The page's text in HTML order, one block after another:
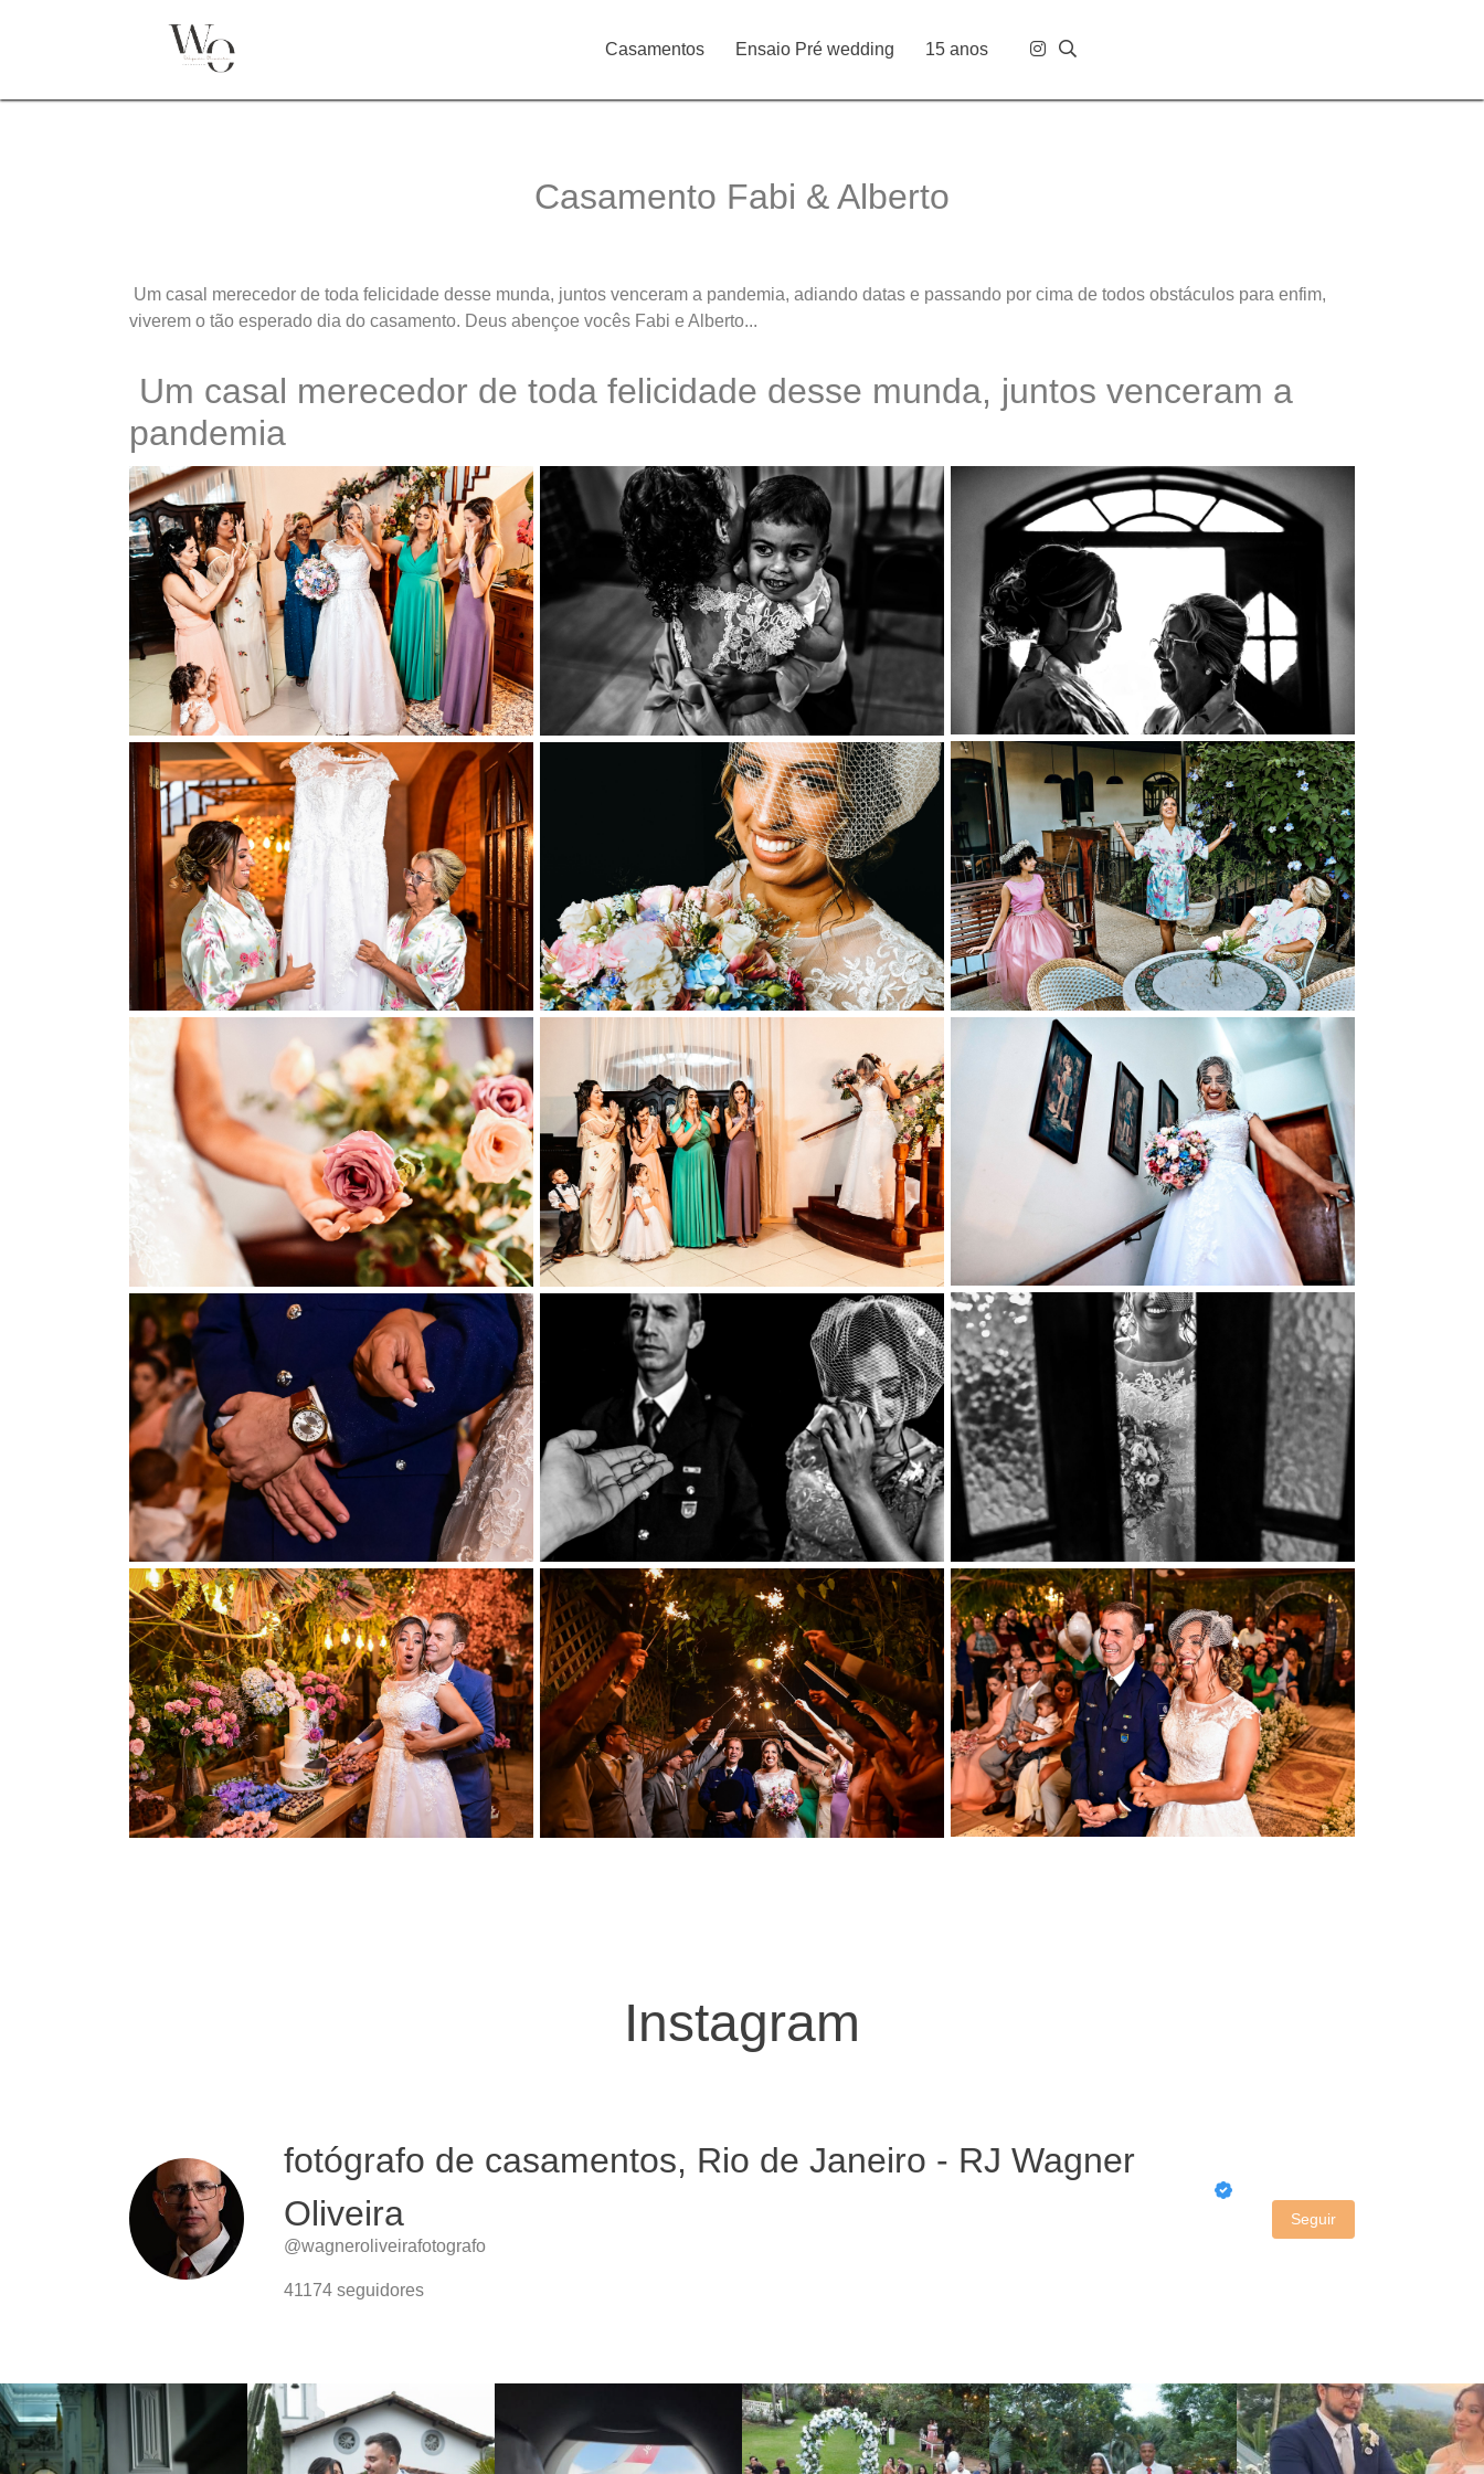
Casamentos Ensaio Pré wedding 15 anos
Casamento Fabi & Alberto
Um casal merecedor de toda felicidade desse munda, juntos venceram a pandemia, adiando datas e passando por cima de todos obstáculos para enfim,
viverem o tão esperado dia do casamento. Deus abençoe vocês Fabi e Alberto...
Um casal merecedor de toda felicidade desse munda, juntos venceram a
pandemia
Instagram
fotógrafo de casamentos, Rio de Janeiro - RJ Wagner
Oliveira
@wagneroliveirafotografo
41174 seguidores
Seguir